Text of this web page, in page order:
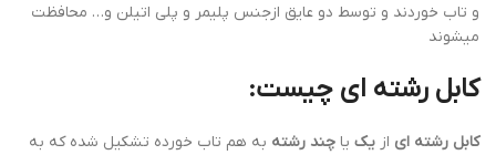
و تاب خوردند و توسط دو عایق ازجنس پلیمر و پلی اتیلن و… محافظت
میشوند
کابل رشته ای چیست:
کابل رشته ای از یک یا چند رشته به هم تاب خورده تشکیل شده که به